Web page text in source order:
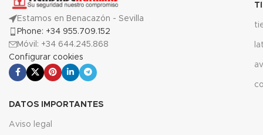
Estamos en Benacazón - Sevilla
Phone: +34 955.709.152
Móvil: +34 644.245.868
Configurar cookies
DATOS IMPORTANTES
Aviso legal